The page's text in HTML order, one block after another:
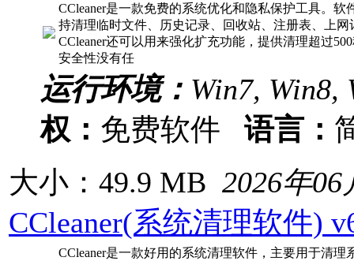
CCleaner是一款免费的系统优化和隐私保护工具。软
持清理临时文件、历史记录、回收站、注册表、上
CCleaner还可以用来强化扩充功能，提供清理超过
安全性没有任
运行环境： Win7, Win8,
权： 免费软件 语言：
大小：49.9 MB 2026年06
CCleaner(系统清理软件)
CCleaner是一款好用的系统清理软件，主要用于清理